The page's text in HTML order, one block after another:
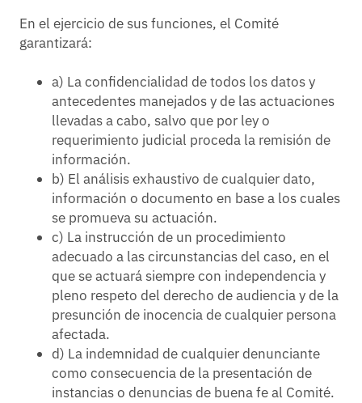
En el ejercicio de sus funciones, el Comité
garantizará:
a) La confidencialidad de todos los datos y
antecedentes manejados y de las actuaciones
llevadas a cabo, salvo que por ley o
requerimiento judicial proceda la remisión de
información.
b) El análisis exhaustivo de cualquier dato,
información o documento en base a los cuales
se promueva su actuación.
c) La instrucción de un procedimiento
adecuado a las circunstancias del caso, en el
que se actuará siempre con independencia y
pleno respeto del derecho de audiencia y de la
presunción de inocencia de cualquier persona
afectada.
d) La indemnidad de cualquier denunciante
como consecuencia de la presentación de
instancias o denuncias de buena fe al Comité.